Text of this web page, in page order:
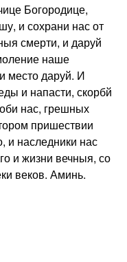
Богородице,
и сохрани нас от
смерти, и даруй
наше
место даруй. И
и напасти, скорбй
нас, грешных
пришествии
и наследники нас
и жизни вечныя, со
веков. Аминь.